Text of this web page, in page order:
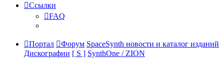
Ссылки
FAQ
Портал Форум SpaceSynth новости и каталог изданий
Дискографии [ S ] SynthOne / ZION